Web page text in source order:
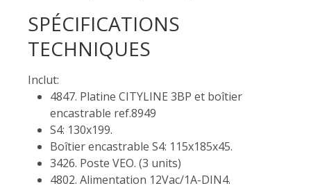
SPÉCIFICATIONS
TECHNIQUES
Inclut:
4847. Platine CITYLINE 3BP et boîtier
encastrable ref.8949
S4: 130x199.
Boîtier encastrable S4: 115x185x45.
3426. Poste VEO. (3 units)
4802. Alimentation 12Vac/1A-DIN4.